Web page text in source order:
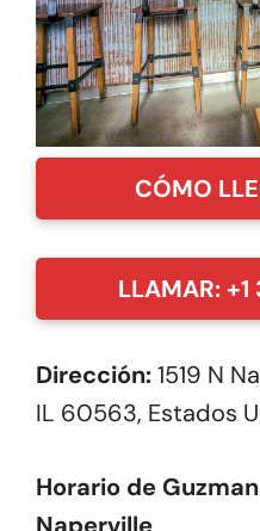
CÓMO
LLAMAR:
Dirección:1519 N
IL 60563, Estados
Horario de